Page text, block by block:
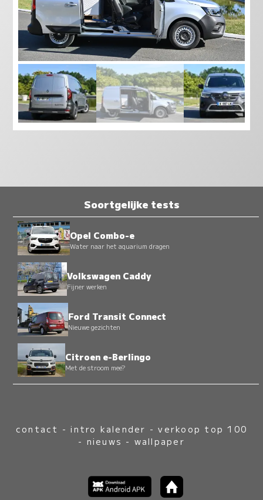
Soortgelijke tests
Opel Combo-e
Water naar het aquarium dragen
Volkswagen Caddy
Fijner werken
Ford Transit Connect
Nieuwe gezichten
Citroen e-Berlingo
Met de stroom mee?
contact -intro kalender -verkoop top 100
- nieuws - wallpaper